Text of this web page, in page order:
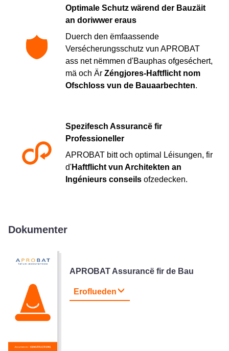
Optimale Schutz wärend der Bauzäit
an doriwwer eraus
Duerch den ëmfaassende
Versécherungsschutz vun APROBAT
ass net nëmmen d'Bauphas ofgeséchert,
mä och Är Zéngjores-Haftflicht nom
Ofschloss vun de Bauaarbechten.
Spezifesch Assurancë fir
Professioneller
APROBAT bitt och optimal Léisungen, fir
d'Haftflicht vun Architekten an
Ingénieurs conseils ofzedecken.
Dokumenter
APROBAT Assurancë fir de Bau
Eroflueden